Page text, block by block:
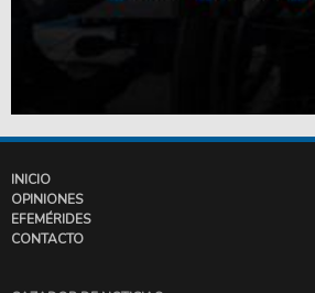
INICIO
OPINIONES
EFEMÉRIDES
CONTACTO